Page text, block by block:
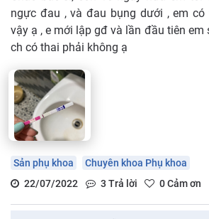
ngực đau , và đau bụng dưới , em
vậy ạ , e mới lập gđ và lần đầu tiên em
ch có thai phải không ạ
Sản phụ khoa
Chuyên khoa Phụ khoa
22/07/2022
3 Trả lời 0Cảm ơn